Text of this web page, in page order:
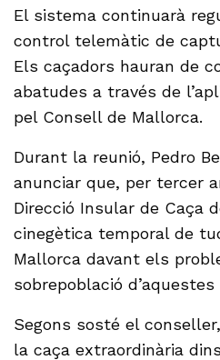
El sistema continuarà
control telemàtic de
Els caçadors hauran de
abatudes a través de
pel Consell de Mallorca.
Durant la reunió, Pedro
anunciar que, per tercer
Direcció Insular de Caça
cinegètica temporal de
Mallorca davant els
sobrepoblació d’aquestes
Segons sosté el
la caça extraordinària